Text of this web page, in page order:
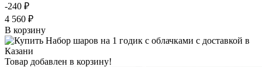
-240 ₽
4 560 ₽
В корзину
Товар добавлен в корзину!